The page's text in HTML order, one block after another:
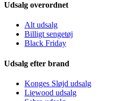
Udsalg overordnet
Alt udsalg
Billigt sengetøj
Black Friday
Udsalg efter brand
Konges Sløjd udsalg
Liewood udsalg